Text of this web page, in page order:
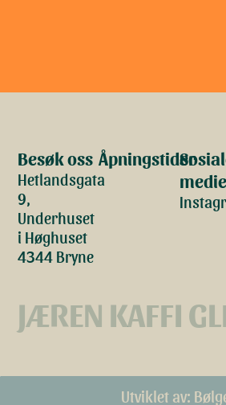
Besøk oss
Hetlandsgata
9,
Underhuset
i Høghuset
4344 Bryne
Åpningstider
JÆREN KAFFI
Utviklet av: